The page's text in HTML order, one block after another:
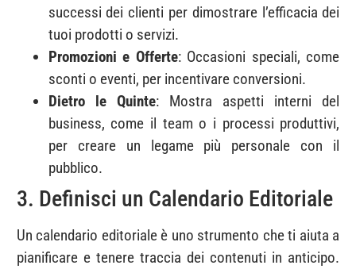
successi dei clienti per dimostrare l’efficacia dei
tuoi prodotti o servizi.
Promozioni e Offerte: Occasioni speciali, come
sconti o eventi, per incentivare conversioni.
Dietro le Quinte: Mostra aspetti interni del
business, come il team o i processi produttivi,
per creare un legame più personale con il
pubblico.
3. Definisci un Calendario Editoriale
Un calendario editoriale è uno strumento che ti aiuta a
pianificare e tenere traccia dei contenuti in anticipo.